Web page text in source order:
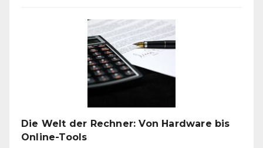
„billig“
Die Welt der Rechner: Von Hardware bis
Online-Tools